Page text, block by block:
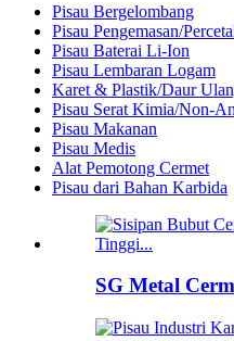
Pisau Bergelombang
Pisau Pengemasan/
Pisau Baterai Li-Ion
Pisau Lembaran Logam
Karet & Plastik/Daur
Pisau Serat Kimia/Non-
Pisau Makanan
Pisau Medis
Alat Pemotong Cermet
Pisau dari Bahan Karbida
SG Metal